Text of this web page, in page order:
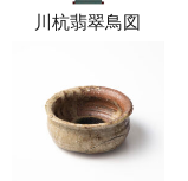
川杭翡翠鳥図